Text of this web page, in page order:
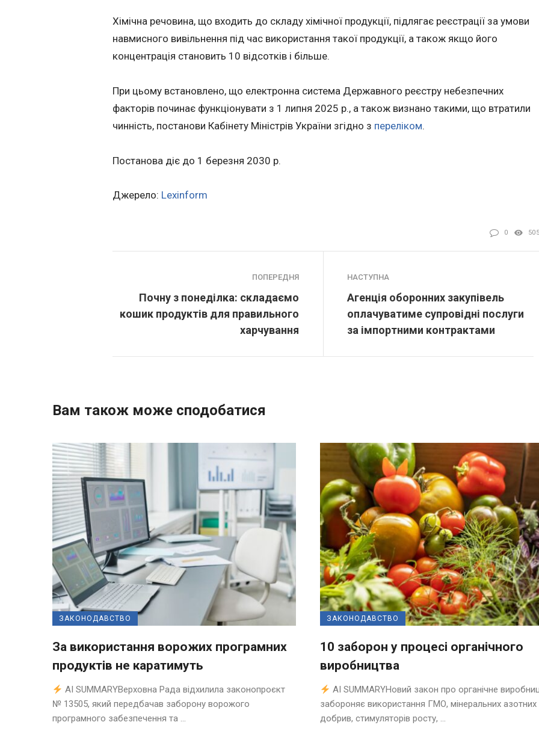
Хімічна речовина, що входить до складу хімічної продукції, підлягає реєстрації за умови
навмисного вивільнення під час використання такої продукції, а також якщо його
концентрація становить 10 відсотків і більше.
При цьому встановлено, що електронна система Державного реєстру небезпечних
факторів починає функціонувати з 1 липня 2025 р., а також визнано такими, що втратили
чинність, постанови Кабінету Міністрів України згідно з переліком.
Постанова діє до 1 березня 2030 р.
Джерело: Lexinform
0 505
ПОПЕРЕДНЯ
Почну з понеділка: складаємо
кошик продуктів для правильного
харчування
НАСТУПНА
Агенція оборонних закупівель
оплачуватиме супровідні послуги
за імпортними контрактами
Вам також може сподобатися
ЗАКОНОДАВСТВО
За використання ворожих програмних
продуктів не каратимуть
AI SUMMARYВерховна Рада відхилила законопроєкт
№ 13505, який передбачав заборону ворожого
програмного забезпечення та ...
ЗАКОНОДАВСТВО
10 заборон у процесі органічного
виробництва
AI SUMMARYНовий закон про органічне
забороняє використання ГМО, мінеральних азотних
добрив, стимуляторів росту, ...